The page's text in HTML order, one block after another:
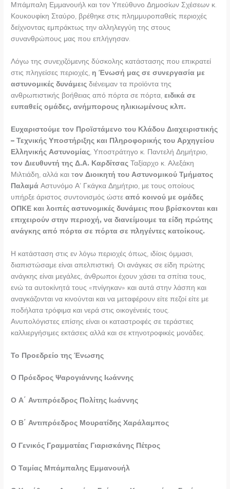
Μπάμπαλη Εμμανουήλ και τον Υπεύθυνο Δημοσίων Σχέσεων κ.
Κουκουφίκη Σταύρο, βρέθηκε στις πλημμυροπαθείς περιοχές
δείχνοντας εμπράκτως την αλληλεγγύη της στους
συνανθρώπους μας που επλήγησαν.
Λόγω της συνεχιζόμενης δύσκολης κατάστασης που επικρατεί
στις πληγείσες περιοχές, η Ένωσή μας σε συνεργασία με
αστυνομικές δυνάμεις διένειμαν τα προϊόντα της
ανθρωπιστικής βοήθειας από πόρτα σε πόρτα,ειδικά σε
ευπαθείς ομάδες, ανήμπορους ηλικιωμένους κλπ.
Ευχαριστούμε τον Προϊστάμενο του Κλάδου Διαχειριστικής
– Τεχνικής Υποστήριξης και Πληροφορικής του Αρχηγείου
Ελληνικής Αστυνομίας , Υποστράτηγο κ. Παντελή Δημήτριο,
τον Διευθυντή της Δ.Α. Καρδίτσας Ταξίαρχο κ. Αλεξάκη
Μιλτιάδη, αλλά και τον Διοικητή του Αστυνομικού Τμήματος
Παλαμά Αστυνόμο Α’ Γκάγκα Δημήτριο, με τους οποίους
υπήρξε άριστος συντονισμός ώστεαπό κοινού με ομάδες
ΟΠΚΕ και λοιπές αστυνομικές δυνάμεις που βρίσκονται και
επιχειρούν στην περιοχή, να διανείμουμε τα είδη πρώτης
ανάγκης από πόρτα σε πόρτα σε πληγέντες κατοίκους.
Η κατάσταση στις εν λόγω περιοχές όπως, ιδίοις όμμασι,
διαπιστώσαμε είναι απελπιστική. Οι ανάγκες σε είδη πρώτης
ανάγκης είναι μεγάλες, άνθρωποι έχουν χάσει τα σπίτια τους,
ενώ τα αυτοκίνητά τους «πνίγηκαν» και αυτά στην λάσπη και
αναγκάζονται να κινούνται και να μεταφέρουν είτε πεζοί είτε με
ποδήλατα τρόφιμα και νερά στις οικογένειές τους.
Ανυπολόγιστες επίσης είναι οι καταστροφές σε τεράστιες
καλλιεργήσιμες εκτάσεις αλλά και σε κτηνοτροφικές μονάδες.
Το Προεδρείο της Ένωσης
Ο Πρόεδρος Ψαρογιάννης Ιωάννης
Ο Α΄ Αντιπρόεδρος Πολίτης Ιωάννης
Ο Β΄ Αντιπρόεδρος Μουρατίδης Χαράλαμπος
Ο Γενικός Γραμματέας Γιαρισκάνης Πέτρος
Ο Ταμίας Μπάμπαλης Εμμανουήλ